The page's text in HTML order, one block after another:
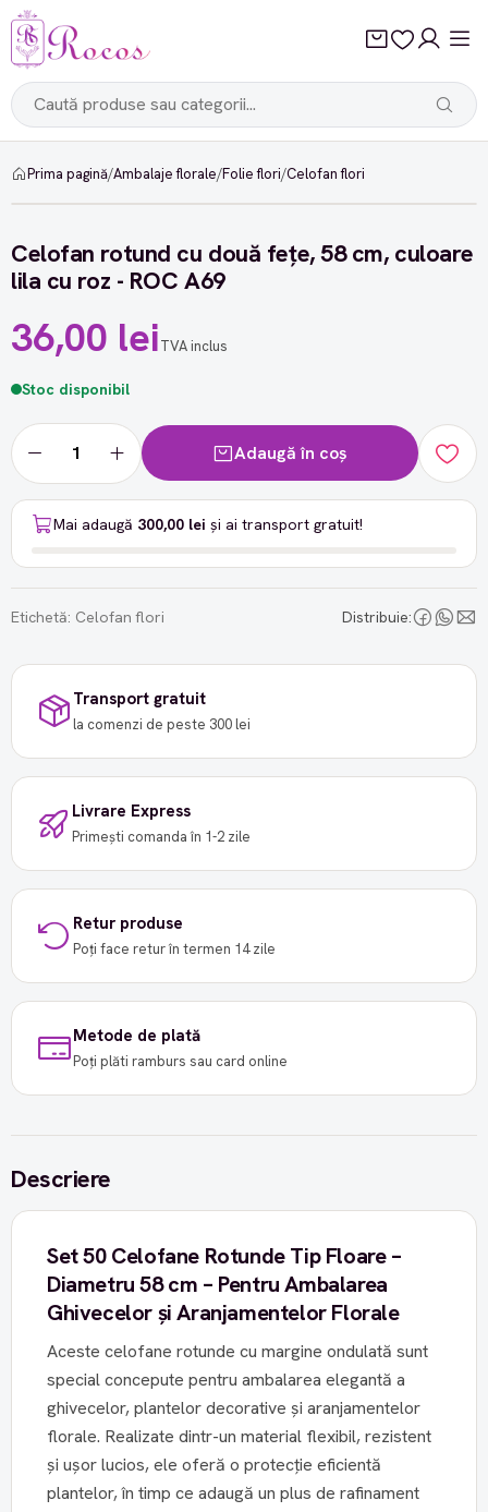
Prima pagină/Ambalaje florale/Folie flori/Celofan flori
Celofan rotund cu două fețe, 58 cm, culoare
lila cu roz - ROC A69
36,00 leiTVA inclus
Stoc disponibil
Adaugă în coș
Mai adaugă 300,00 lei și ai transport gratuit!
Etichetă: Celofan flori Distribuie:
Transport gratuit
la comenzi de peste 300 lei
Livrare Express
Primești comanda în 1-2 zile
Retur produse
Poți face retur în termen 14 zile
Metode de plată
Poți plăti ramburs sau card online
Descriere
Set 50 Celofane Rotunde Tip Floare –
Diametru 58 cm – Pentru Ambalarea
Ghivecelor și Aranjamentelor Florale
Aceste celofane rotunde cu margine ondulată sunt
special concepute pentru ambalarea elegantă a
ghivecelor, plantelor decorative și aranjamentelor
florale. Realizate dintr-un material flexibil, rezistent
și ușor lucios, ele oferă o protecție eficientă
plantelor, în timp ce adaugă un plus de rafinament